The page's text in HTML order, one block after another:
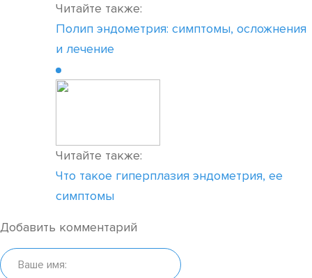
Читайте также:
Полип эндометрия: симптомы, осложнения
и лечение
Читайте также:
Что такое гиперплазия эндометрия, ее
симптомы
Добавить комментарий